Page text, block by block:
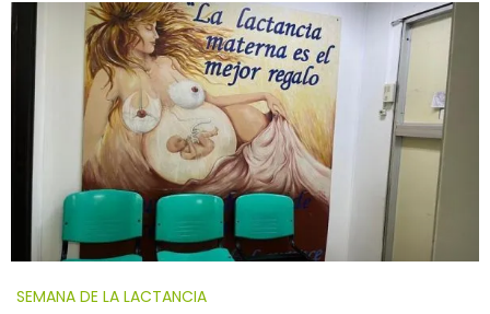
SEMANA DE LA LACTANCIA